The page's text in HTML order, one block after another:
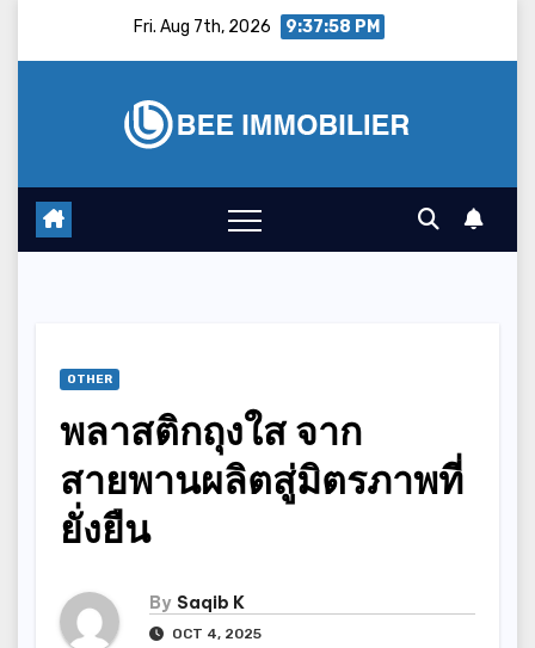
Fri. Aug 7th, 2026 9:37:59 PM
OTHER
พลาสติกถุงใส จาก
สายพานผลิตสู่มิตรภาพที่
ยั่งยืน
By Saqib K
OCT 4, 2025